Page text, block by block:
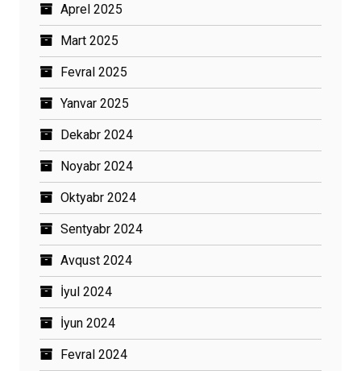
Aprel 2025
Mart 2025
Fevral 2025
Yanvar 2025
Dekabr 2024
Noyabr 2024
Oktyabr 2024
Sentyabr 2024
Avqust 2024
İyul 2024
İyun 2024
Fevral 2024